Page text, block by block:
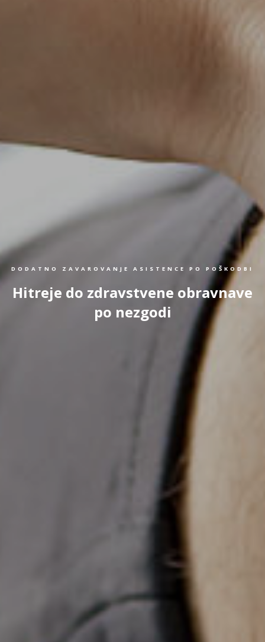
DODATNO ZAVAROVANJE ASISTENCE PO POŠKODBI
Hitreje do zdravstvene obravnave
po nezgodi